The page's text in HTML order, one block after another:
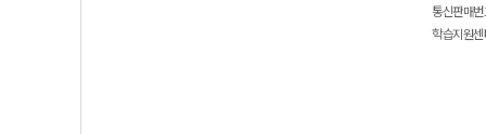
통신판매
학습지원